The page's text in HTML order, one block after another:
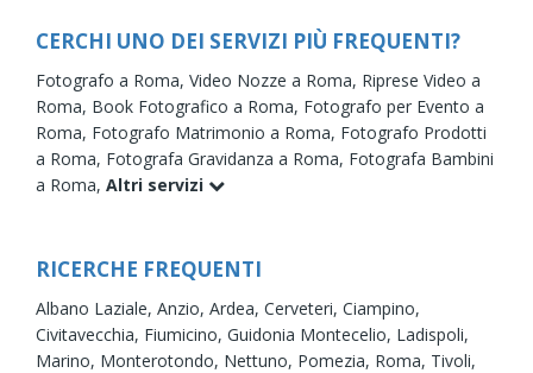
CERCHI UNO DEI SERVIZI PIÙ FREQUENTI?
Fotografo a Roma, Video Nozze a Roma, Riprese Video a
Roma, Book Fotografico a Roma, Fotografo per Evento a
Roma, Fotografo Matrimonio a Roma, Fotografo Prodotti
a Roma, Fotografa Gravidanza a Roma, Fotografa Bambini
a Roma, Altri servizi
RICERCHE FREQUENTI
Albano Laziale, Anzio, Ardea, Cerveteri, Ciampino,
Civitavecchia, Fiumicino, Guidonia Montecelio, Ladispoli,
Marino, Monterotondo, Nettuno, Pomezia, Roma, Tivoli,